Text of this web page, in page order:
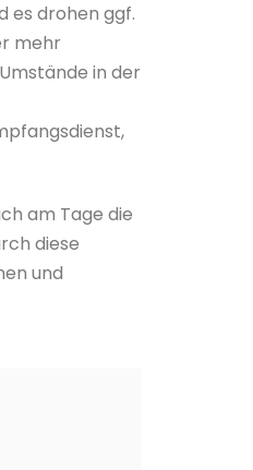
es drohen ggf.
mehr
in der
am Tage die
diese
und